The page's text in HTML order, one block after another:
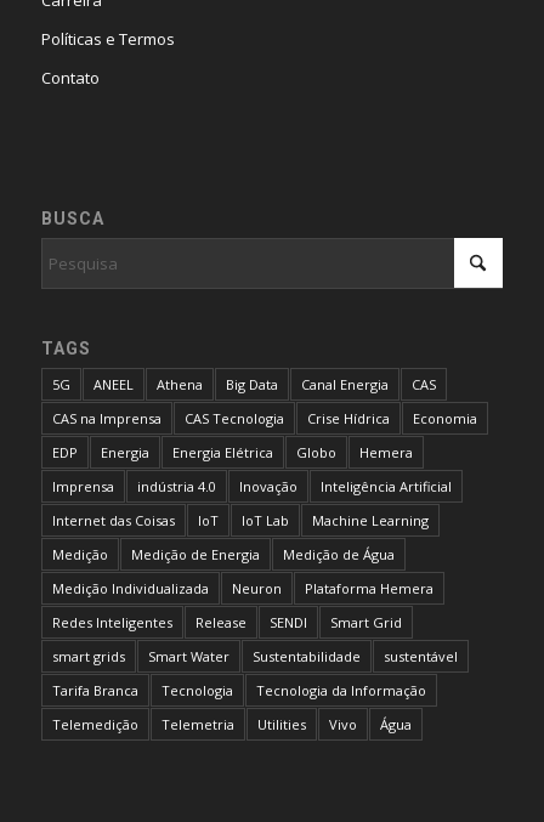
Políticas e Termos
Contato
BUSCA
TAGS
5G ANEEL Athena Big Data Canal Energia
CAS
CAS na Imprensa
CAS Tecnologia Crise Hídrica
Economia
EDP
Energia Energia Elétrica Globo
Hemera
Imprensa
indústria 4.0 Inovação
Inteligência Artificial
Internet das Coisas
IoT IoT Lab
Machine Learning
Medição
Medição de Energia
Medição de Água
Medição Individualizada
Neuron
Plataforma Hemera
Redes Inteligentes
Release SENDI
Smart Grid
smart grids
Smart Water Sustentabilidade
sustentável
Tarifa Branca
Tecnologia
Tecnologia da Informação
Telemedição
Telemetria Utilities Vivo Água